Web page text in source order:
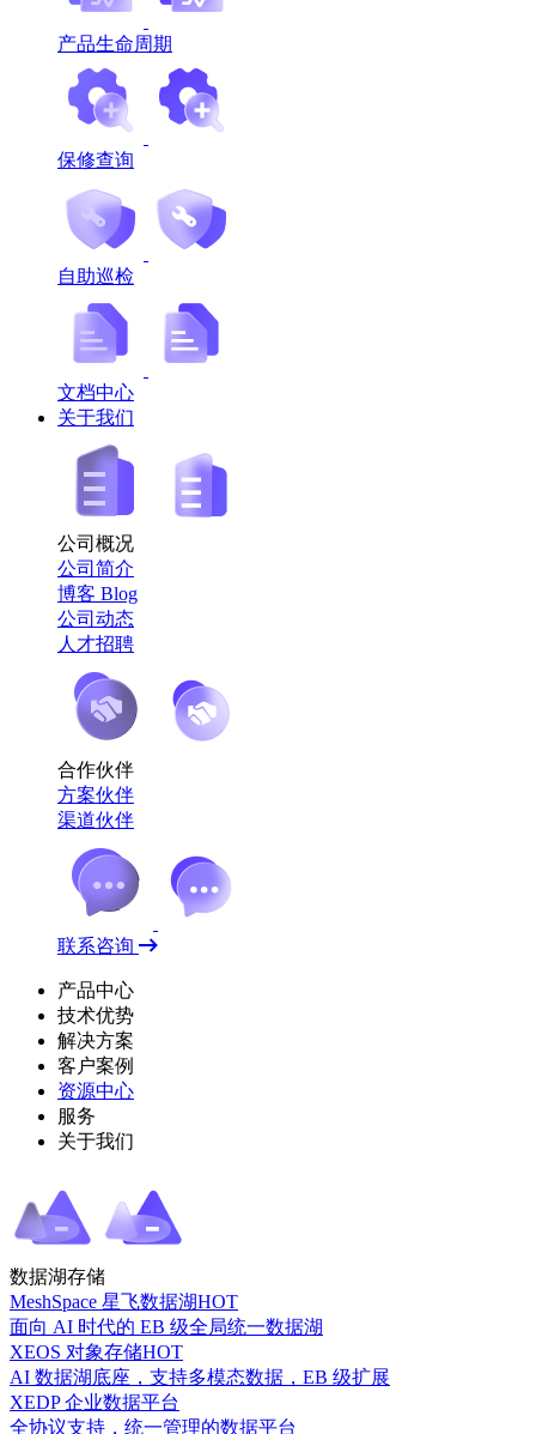
产品生命周期
保修查询
自助巡检
文档中心
关于我们
公司概况
公司简介
博客 Blog
公司动态
人才招聘
合作伙伴
方案伙伴
渠道伙伴
联系咨询
产品中心
技术优势
解决方案
客户案例
资源中心
服务
关于我们
数据湖存储
MeshSpace 星飞数据湖HOT
面向 AI 时代的 EB 级全局统一数据湖
XEOS 对象存储HOT
AI 数据湖底座，支持多模态数据，EB 级扩展
XEDP 企业数据平台
全协议支持，统一管理的数据平台